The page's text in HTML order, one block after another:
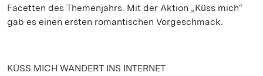
Facetten des Themenjahrs. Mit der Aktion „Küss mich“
gab es einen ersten romantischen Vorgeschmack.
KÜSS MICH WANDERT INS INTERNET